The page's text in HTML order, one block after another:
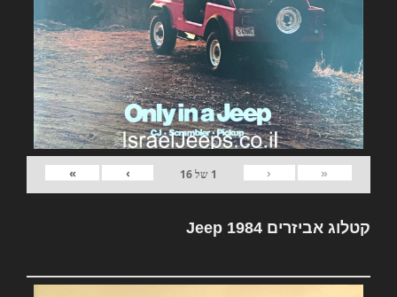
«
‹
1 של16
›
»
קטלוג אביזרים Jeep 1984